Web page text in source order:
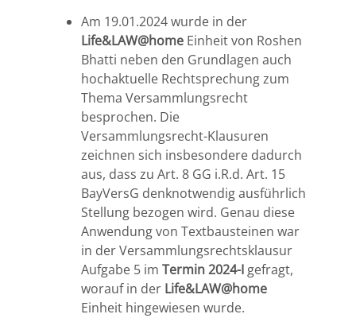
Am 19.01.2024 wurde in der
Life&LAW@home Einheit von Roshen
Bhatti neben den Grundlagen auch
hochaktuelle Rechtsprechung zum
Thema Versammlungsrecht
besprochen. Die
Versammlungsrecht-Klausuren
zeichnen sich insbesondere dadurch
aus, dass zu Art. 8 GG i.R.d. Art. 15
BayVersG denknotwendig ausführlich
Stellung bezogen wird. Genau diese
Anwendung von Textbausteinen war
in der Versammlungsrechtsklausur
Aufgabe 5 imTermin 2024-I gefragt,
worauf in der Life&LAW@home
Einheit hingewiesen wurde.